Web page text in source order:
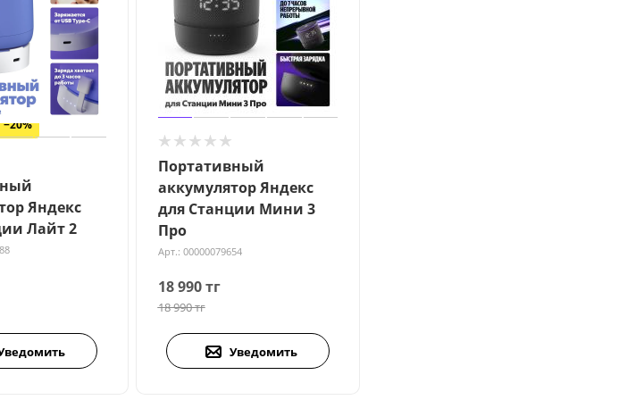
−20%
Яндекс
Лайт 2
Портативный
аккумулятор Яндекс
для Станции Мини 3
Про
Арт.: 00000079654
18 990тг
18 990тг
Уведомить